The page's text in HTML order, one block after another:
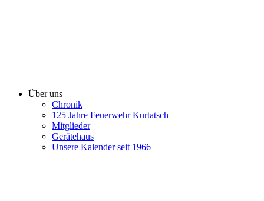
Über uns
Chronik
125 Jahre Feuerwehr Kurtatsch
Mitglieder
Gerätehaus
Unsere Kalender seit 1966